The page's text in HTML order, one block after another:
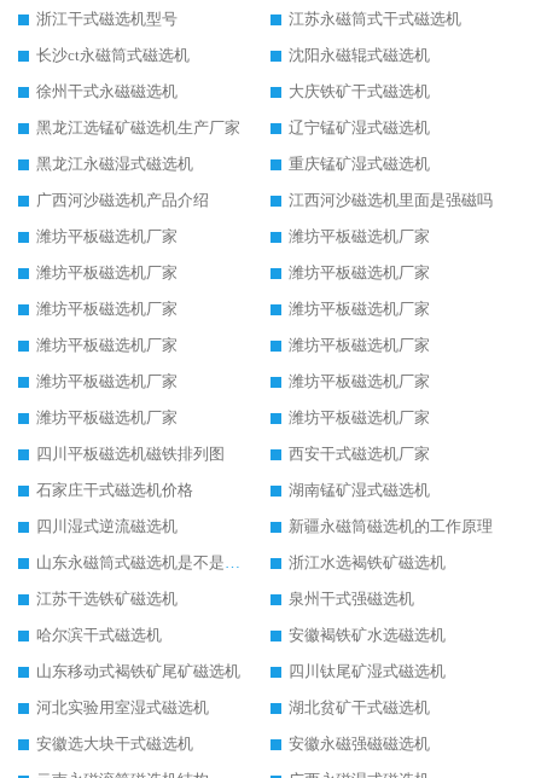
浙江干式磁选机型号
江苏永磁筒式干式磁选机
长沙ct永磁筒式磁选机
沈阳永磁辊式磁选机
徐州干式永磁磁选机
大庆铁矿干式磁选机
黑龙江选锰矿磁选机生产厂家
辽宁锰矿湿式磁选机
黑龙江永磁湿式磁选机
重庆锰矿湿式磁选机
广西河沙磁选机产品介绍
江西河沙磁选机里面是强磁吗
潍坊平板磁选机厂家
潍坊平板磁选机厂家
潍坊平板磁选机厂家
潍坊平板磁选机厂家
潍坊平板磁选机厂家
潍坊平板磁选机厂家
潍坊平板磁选机厂家
潍坊平板磁选机厂家
潍坊平板磁选机厂家
潍坊平板磁选机厂家
潍坊平板磁选机厂家
潍坊平板磁选机厂家
四川平板磁选机磁铁排列图
西安干式磁选机厂家
石家庄干式磁选机价格
湖南锰矿湿式磁选机
四川湿式逆流磁选机
新疆永磁筒磁选机的工作原理
山东永磁筒式磁选机是不是强磁
浙江水选褐铁矿磁选机
江苏干选铁矿磁选机
泉州干式强磁选机
哈尔滨干式磁选机
安徽褐铁矿水选磁选机
山东移动式褐铁矿尾矿磁选机
四川钛尾矿湿式磁选机
河北实验用室湿式磁选机
湖北贫矿干式磁选机
安徽选大块干式磁选机
安徽永磁强磁磁选机